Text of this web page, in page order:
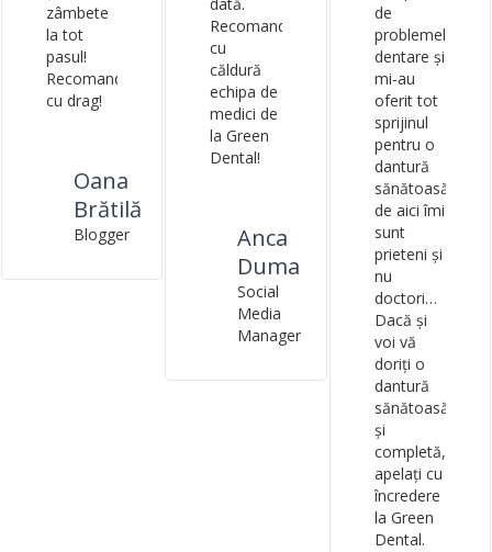
zâmbete
la tot
pasul!
Recomand
cu drag!
Oana
Brătilă
Blogger
dată.
Recomand
cu
căldură
echipa de
medici de
la Green
Dental!
Anca
Duma
Social
Media
Manager
de
problemele
dentare și
mi-au
oferit tot
sprijinul
pentru o
dantură
sănătoasă.
de aici îmi
sunt
prieteni și
nu
doctori…
Dacă și
voi vă
doriți o
dantură
sănătoasă
și
completă,
apelați cu
încredere
la Green
Dental.